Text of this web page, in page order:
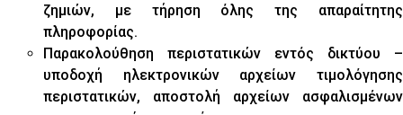
ζημιών, με τήρηση όλης της απαραίτητης
πληροφορίας.
Παρακολούθηση περιστατικών εντός δικτύου –
υποδοχή ηλεκτρονικών αρχείων τιμολόγησης
περιστατικών, αποστολή αρχείων ασφαλισμένων